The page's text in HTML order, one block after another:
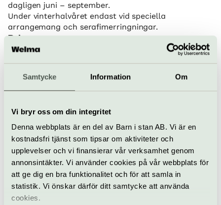
Samtycke Information Om
Vi bryr oss om din integritet
Denna webbplats är en del av Barn i stan AB. Vi är en
kostnadsfri tjänst som tipsar om aktiviteter och
upplevelser och vi finansierar vår verksamhet genom
annonsintäkter. Vi använder cookies på vår webbplats för
att ge dig en bra funktionalitet och för att samla in
statistik. Vi önskar därför ditt samtycke att använda
cookies.
dagligen juni – september.
Under vinterhalvåret endast vid speciella
arrangemang och serafimerringningar.
Se aktuella biljettpriser på kungligaslotten.se
Bra att veta
Kafé
Hiss och ramper
Bar
Hitta hit
T-bana Gamla Stan och kort promenad till
Riddarholmen. Bussar till Riddarhustorget.
Birger Jarls Torg 2, Gamla stan
www.kungligaslotten.se